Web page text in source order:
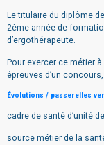
Le titulaire du diplôme
2ème année de
d’ergothérapeute.
Pour exercer ce métier
épreuves d’un
Évolutions / passerelles
cadre de santé d’unité
source métier de la